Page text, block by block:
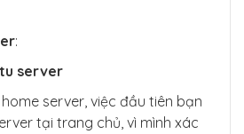
:
server
server, việc đầu tiên bạn
tại trang chủ, vì mình xác